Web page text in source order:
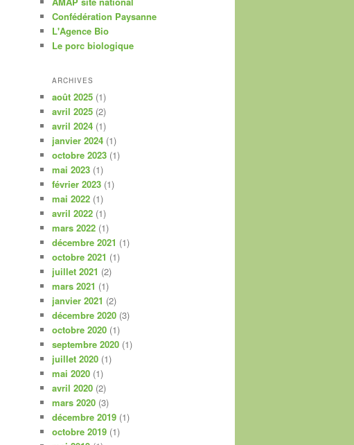
Confédération Paysanne
L'Agence Bio
Le porc biologique
ARCHIVES
août 2025 (1)
avril 2025 (2)
avril 2024 (1)
janvier 2024 (1)
octobre 2023 (1)
mai 2023 (1)
février 2023 (1)
mai 2022 (1)
avril 2022 (1)
mars 2022 (1)
décembre 2021 (1)
octobre 2021 (1)
juillet 2021 (2)
mars 2021 (1)
janvier 2021 (2)
décembre 2020 (3)
octobre 2020 (1)
septembre 2020 (1)
juillet 2020 (1)
mai 2020 (1)
avril 2020 (2)
mars 2020 (3)
décembre 2019 (1)
octobre 2019 (1)